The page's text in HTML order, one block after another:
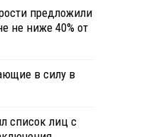
предложили
не ниже 40% от
в силу в
список лиц с